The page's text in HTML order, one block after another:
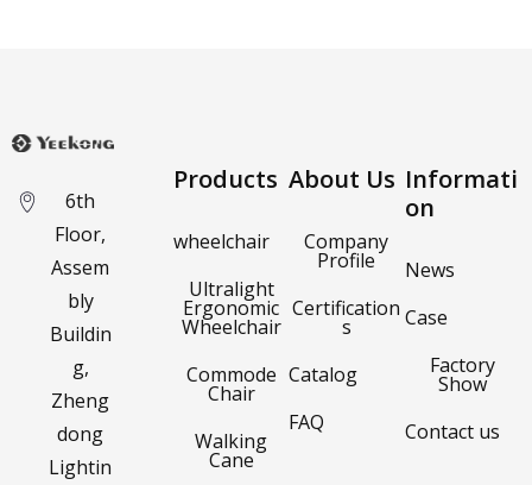
6th
Floor,
Assem
bly
Buildin
g,
Zheng
dong
Lightin
Products
wheelchair
Ultralight
Ergonomic
Wheelchair
Commode
Chair
Walking
Cane
About Us
Company
Profile
Certification
s
Catalog
FAQ
Informati
on
News
Case
Factory
Show
Contact us